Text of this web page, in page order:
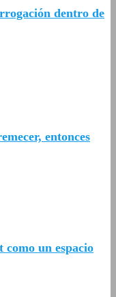
dentro de
entonces
un espacio